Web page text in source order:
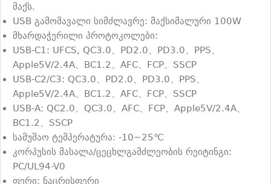
მაქს.
USB გამომავალი სიმძლავრე: მაქსიმალური 100W
მხარდაჭერილი პროტოკოლები:
USB-C1: UFCS, QC3.0、PD2.0、PD3.0、PPS、
Apple5V/2.4A、BC1.2、AFC、FCP、SSCP
USB-C2/C3: QC3.0、PD2.0、PD3.0、PPS、
Apple5V/2.4A、BC1.2、AFC、FCP、SSCP
USB-A: QC2.0、QC3.0、AFC、FCP、Apple5V/2.4A、
BC1.2、SSCP
სამუშაო ტემპერატურა: -10~25℃
კორპუსის მასალა/ცეცხლგამძლეობის რეიტინგი:
PC/UL94-V0
ფერი: ნაცრისფერი